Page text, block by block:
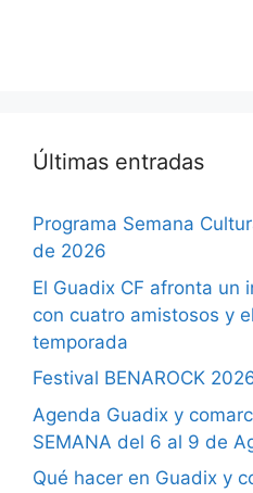
Últimas entradas
Programa Semana
de 2026
El Guadix CF afronta un
con cuatro amistosos y
temporada
Festival BENAROCK
Agenda Guadix y
SEMANA del 6 al 9 de
Qué hacer en Guadix y